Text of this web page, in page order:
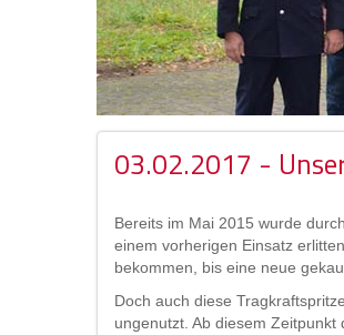
03.02.2017 -
Bereits im Mai 2015 wurde
einem vorherigen Einsatz
bekommen, bis eine neue
Doch auch diese
ungenutzt. Ab diesem